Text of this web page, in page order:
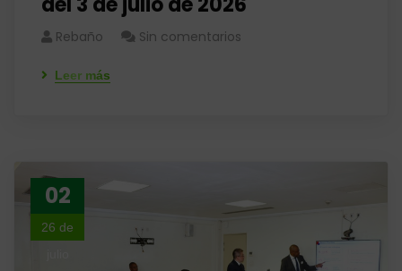
Rebaño Sin comentarios
Leer más
02
26 de